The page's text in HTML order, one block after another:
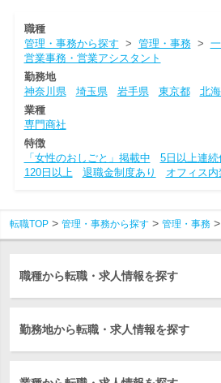
職種
管理・事務から探す > 管理・事務>
営業事務・営業アシスタント
勤務地
神奈川県
埼玉県 岩手県 東京都
北
業種
専門商社
特徴
「女性のおしごと」掲載中
5日以上連
120日以上
退職金制度あり オフィス
転職TOP 管理・事務から探す 管理・事務
職種から転職・求人情報を探す
勤務地から転職・求人情報を探す